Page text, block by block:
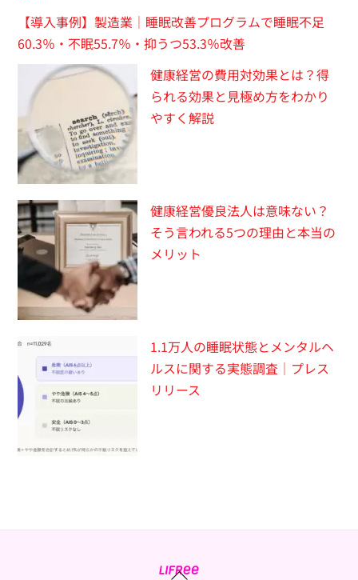
【導入事例】製造業｜睡眠改善プログラムで睡眠不足
60.3％・不眠55.7％・抑うつ53.3％改善
健康経営の費用対効果とは？得
られる効果と見極め方をわかり
やすく解説
健康経営優良法人は意味ない？
そう言われる5つの理由と本当の
メリット
1.1万人の睡眠状態とメンタルヘ
ルスに関する実態調査｜プレス
リリース
Back